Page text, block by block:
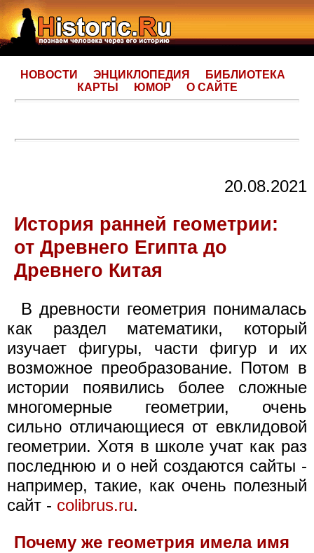
НОВОСТИ ЭНЦИКЛОПЕДИЯ
БИБЛИОТЕКА
КАРТЫ
ЮМОР О САЙТЕ
20.08.2021
История ранней геометрии:
от Древнего Египта до
Древнего Китая
В древности геометрия понималась
как раздел математики, который
изучает фигуры, части фигур и их
возможное преобразование. Потом в
истории появились более сложные
многомерные геометрии, очень
сильно отличающиеся от евклидовой
геометрии. Хотя в школе учат как раз
последнюю и о ней создаются сайты -
например, такие, как очень полезный
сайт - colibrus.ru.
Почему же геометрия имела имя